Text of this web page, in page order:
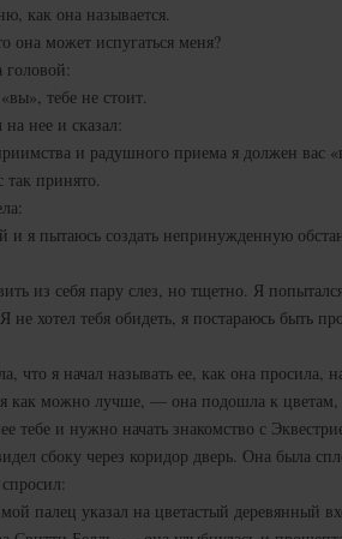
как она называется.
может испугаться меня?
головой:
тебе не стоит.
на нее и сказал:
и радушного приема я должен вас
принято.
я пытаюсь создать непринужденную
из себя пару слез, но тщетно. Я
хотел тебя обидеть, я постараюсь быть
что я начал называть ее, как она просила,
как можно лучше, — она подошла к цветам,
тебе и нужно начать знакомство с
сбоку через коридор дверь. Она была
палец указал на цветастый деревянный